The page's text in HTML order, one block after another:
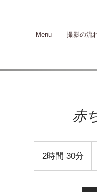
Menu 撮影の流
赤
2時間 30分
時